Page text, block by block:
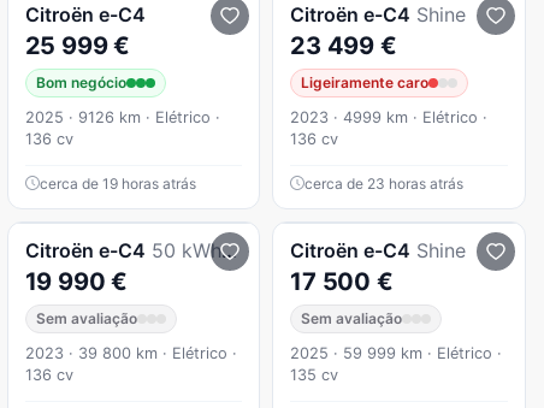
Citroën e-C4
25 999 €
Bom negócio
2025 · 9126 km · Elétrico ·
136 cv
cerca de 19 horas atrás
Citroën e-C4 Shine
23 499 €
Ligeiramente caro
2023 · 4999 km · Elétrico ·
136 cv
cerca de 23 horas atrás
Citroën e-C4 50 kWh Shine
19 990 €
Sem avaliação
2023 · 39 800 km · Elétrico ·
136 cv
Citroën e-C4 Shine
17 500 €
Sem avaliação
2025 · 59 999 km · Elétrico ·
135 cv